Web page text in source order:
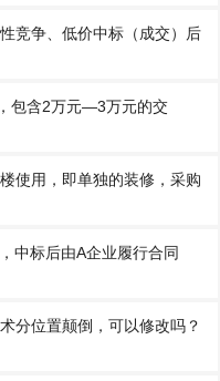
竞争、低价中标（成交）后
包含2万元—3万元的交
使用，即单独的装修，采购
中标后由A企业履行合同
分位置颠倒，可以修改吗？